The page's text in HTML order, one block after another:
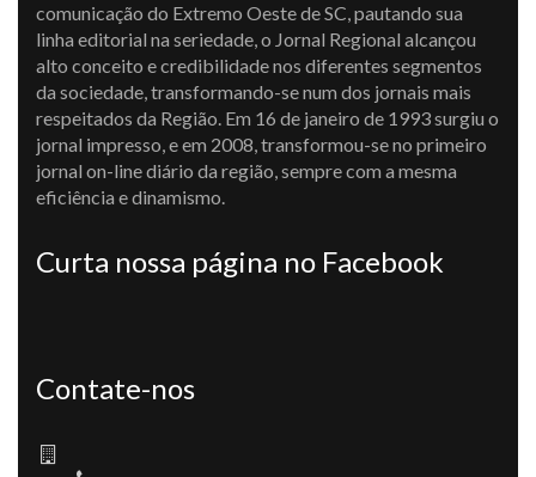
comunicação do Extremo Oeste de SC, pautando sua
linha editorial na seriedade, o Jornal Regional alcançou
alto conceito e credibilidade nos diferentes segmentos
da sociedade, transformando-se num dos jornais mais
respeitados da Região. Em 16 de janeiro de 1993 surgiu o
jornal impresso, e em 2008, transformou-se no primeiro
jornal on-line diário da região, sempre com a mesma
eficiência e dinamismo.
Curta nossa página no Facebook
Contate-nos